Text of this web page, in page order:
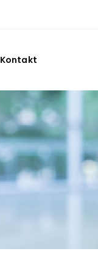
Kontakt